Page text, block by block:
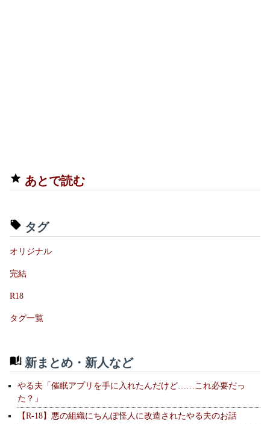
あとで読む
タグ
オリジナル
完結
R18
タグ一覧
新まとめ・新人など
やる夫「催眠アプリを手に入れたんだけど……これ必要だっ
た？」
【R-18】悪の組織にちんぽ怪人に改造されたやる夫のお話